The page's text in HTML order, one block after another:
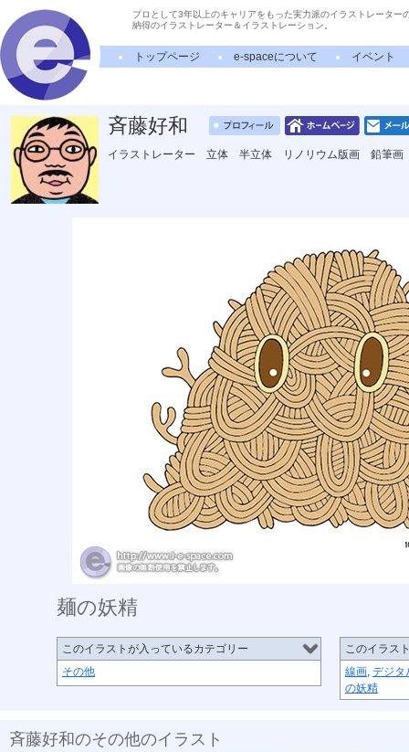
プロとして3年以上のキャリアをもった実力派のイラストレーター
納得のイラストレーター＆イラストレーション。
トップページ e-spaceについて イベント
斉藤好和
イラストレーター 立体 半立体 リノリウム版画 鉛筆画
麺の妖精
このイラストが入っているカテゴリー
その他
このイラス
線画, デジタ
の妖精
斉藤好和のその他のイラスト
うごきません あぶらげ わるもの